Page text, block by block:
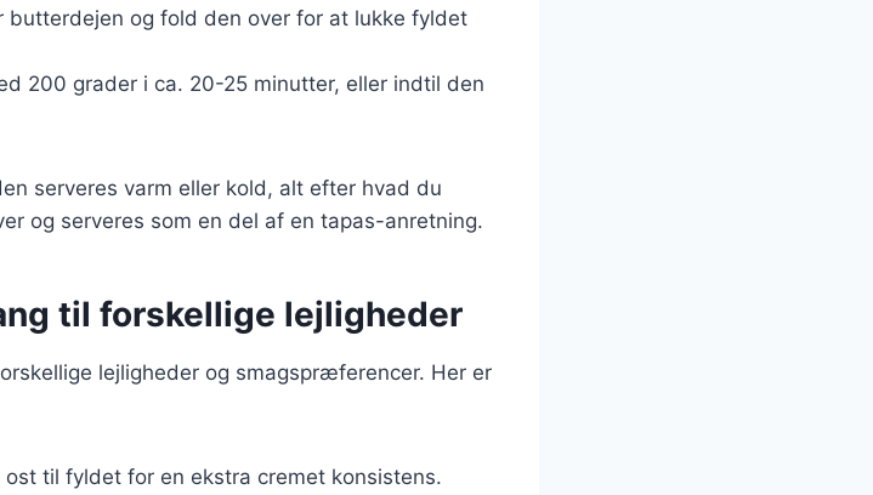
og fold den over for at lukke fyldet
200 grader i ca. 20-25 minutter, eller indtil den
serveres varm eller kold, alt efter hvad du
og serveres som en del af en tapas-anretning.
til forskellige lejligheder
lejligheder og smagspræferencer. Her er
til fyldet for en ekstra cremet konsistens.